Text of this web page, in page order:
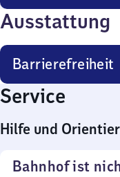
Ausstattung
Barrierefreiheit
Service
Hilfe und
Bahnhof ist